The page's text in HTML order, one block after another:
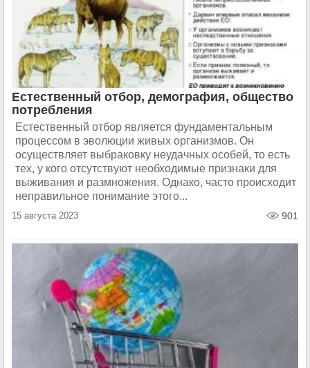
Естественный отбор, демография, общество
потребления
Естественный отбор является фундаментальным
процессом в эволюции живых организмов. Он
осуществляет выбраковку неудачных особей, то есть
тех, у кого отсутствуют необходимые признаки для
выживания и размножения. Однако, часто происходит
неправильное понимание этого...
15 августа 2023 901